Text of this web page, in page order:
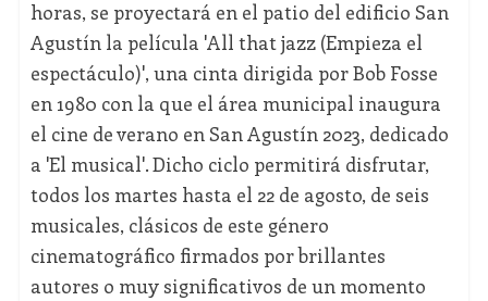
horas, se proyectará en el patio del edificio San
Agustín la película 'All that jazz (Empieza el
espectáculo)', una cinta dirigida por Bob Fosse
en 1980 con la que el área municipal inaugura
el cine de verano en San Agustín 2023, dedicado
a 'El musical'. Dicho ciclo permitirá disfrutar,
todos los martes hasta el 22 de agosto, de seis
musicales, clásicos de este género
cinematográfico firmados por brillantes
autores o muy significativos de un momento